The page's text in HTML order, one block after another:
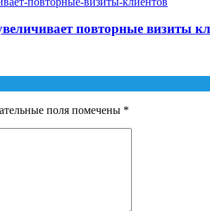
повторные визиты
поля помечены *